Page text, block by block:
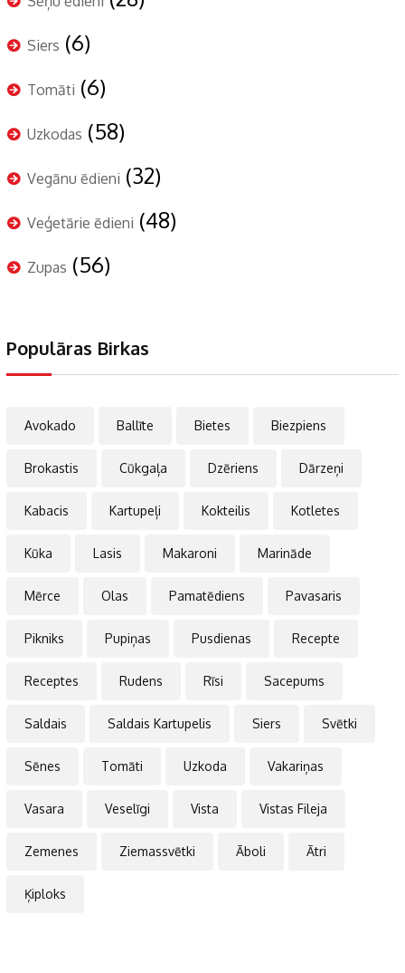
Siers (6)
Tomāti (6)
Uzkodas (58)
Vegānu ēdieni (32)
Veģetārie ēdieni (48)
Zupas (56)
Populāras Birkas
Avokado Ballīte Bietes Biezpiens
Brokastis Cūkgaļa Dzēriens Dārzeņi
Kabacis Kartupeļi Kokteilis Kotletes
Kūka Lasis Makaroni Marināde
Mērce Olas Pamatēdiens Pavasaris
Pikniks Pupiņas Pusdienas Recepte
Receptes Rudens Rīsi Sacepums
Saldais Saldais Kartupelis Siers Svētki
Sēnes Tomāti Uzkoda Vakariņas
Vasara Veselīgi Vista Vistas Fileja
Zemenes Ziemassvētki Āboli Ātri
Ķiploks